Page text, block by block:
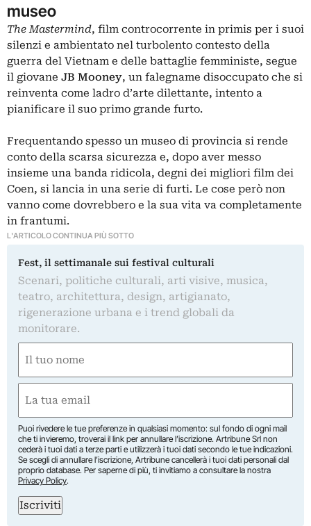
museo
The Mastermind, film controcorrente in primis per i suoi
silenzi e ambientato nel turbolento contesto della
guerra del Vietnam e delle battaglie femministe, segue
il giovane JB Mooney, un falegname disoccupato che si
reinventa come ladro d’arte dilettante, intento a
pianificare il suo primo grande furto.
Frequentando spesso un museo di provincia si rende
conto della scarsa sicurezza e, dopo aver messo
insieme una banda ridicola, degni dei migliori film dei
Coen, si lancia in una serie di furti. Le cose però non
vanno come dovrebbero e la sua vita va completamente
in frantumi.
L'ARTICOLO CONTINUA PIÙ SOTTO
Fest, il settimanale sui festival culturali
Scenari, politiche culturali, arti visive, musica,
teatro, architettura, design, artigianato,
rigenerazione urbana e i trend globali da
monitorare.
(Required)
First
(Required)
Puoi rivedere le tue preferenze in qualsiasi momento: sul fondo di ogni mail
che ti invieremo, troverai il link per annullare l’iscrizione. Artribune Srl non
cederà i tuoi dati a terze parti e utilizzerà i tuoi dati secondo le tue indicazioni.
Se scegli di annullare l’iscrizione, Artribune cancellerà i tuoi dati personali dal
proprio database. Per saperne di più, ti invitiamo a consultare la nostra
Privacy Policy.
Iscriviti